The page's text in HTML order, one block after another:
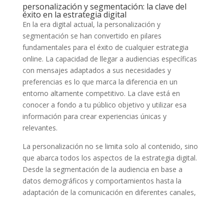
personalización y segmentación: la clave del
⁤éxito ⁢en la estrategia digital
En⁢ la‌ era⁣ digital ‌actual, la personalización y ​
segmentación se han convertido​ en pilares
fundamentales para el⁢ éxito de cualquier estrategia
⁣online. ⁢La capacidad⁤ de llegar‍ a audiencias específicas⁢
con mensajes adaptados⁣ a sus necesidades y
preferencias es lo que marca‌ la diferencia en un
‍entorno⁣ altamente competitivo. La clave está‌ en
conocer ‍a⁤ fondo a tu ‍público objetivo y utilizar esa
información para crear experiencias​ únicas y
relevantes.
La personalización no se limita solo al contenido, sino
que abarca todos los aspectos de ⁤la estrategia digital.
Desde⁢ la segmentación de la audiencia en base a‍
datos demográficos y comportamientos​ hasta ⁤la​
adaptación de la comunicación​ en diferentes canales,